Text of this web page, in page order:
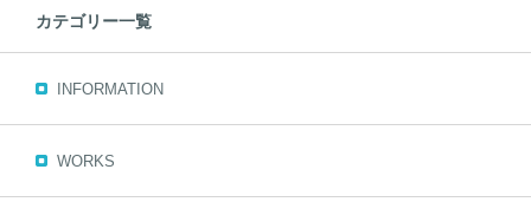
カテゴリー一覧
INFORMATION
WORKS